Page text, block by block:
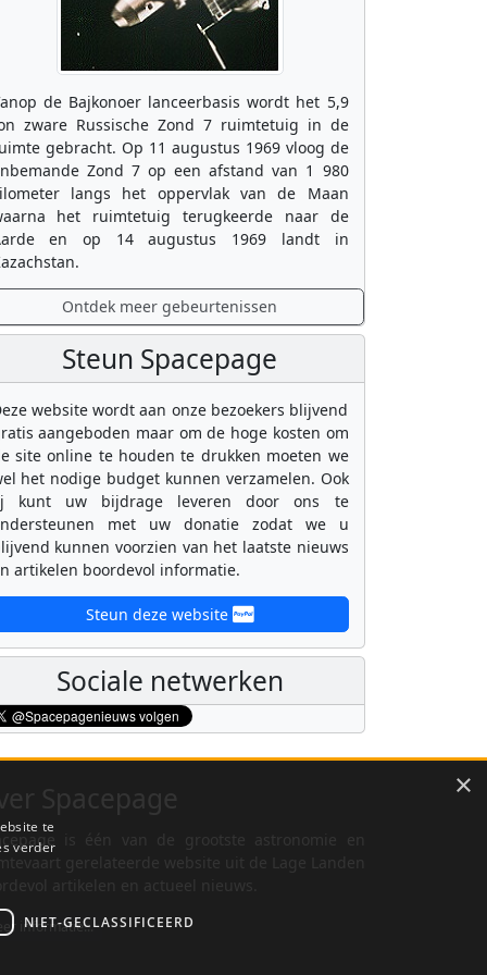
de Bajkonoer lanceerbasis wordt het 5,9
zware Russische Zond 7 ruimtetuig in de
gebracht. Op 11 augustus 1969 vloog de
Zond 7 op een afstand van 1 980
langs het oppervlak van de Maan
het ruimtetuig terugkeerde naar de
en op 14 augustus 1969 landt in
Ontdek meer gebeurtenissen
Steun Spacepage
website wordt aan onze bezoekers blijvend
aangeboden maar om de hoge kosten om
site online te houden te drukken moeten we
het nodige budget kunnen verzamelen. Ook
kunt uw bijdrage leveren door ons te
met uw donatie zodat we u
kunnen voorzien van het laatste nieuws
artikelen boordevol informatie.
Steun deze website
Sociale netwerken
is één van de grootste astronomie en
informatie...
×
te
verder
NIET-GECLASSIFICEERD